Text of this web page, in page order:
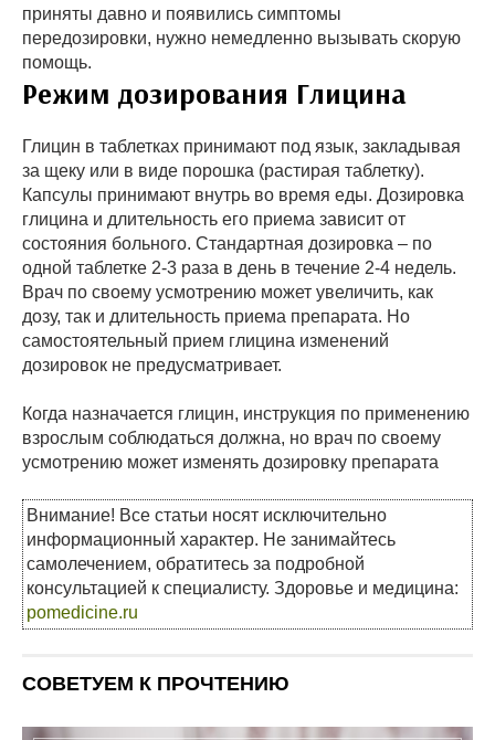
приняты давно и появились симптомы
передозировки, нужно немедленно вызывать скорую
помощь.
Режим дозирования Глицина
Глицин в таблетках принимают под язык, закладывая
за щеку или в виде порошка (растирая таблетку).
Капсулы принимают внутрь во время еды. Дозировка
глицина и длительность его приема зависит от
состояния больного. Стандартная дозировка – по
одной таблетке 2-3 раза в день в течение 2-4 недель.
Врач по своему усмотрению может увеличить, как
дозу, так и длительность приема препарата. Но
самостоятельный прием глицина изменений
дозировок не предусматривает.
Когда назначается глицин, инструкция по применению
взрослым соблюдаться должна, но врач по своему
усмотрению может изменять дозировку препарата
Внимание! Все статьи носят исключительно
информационный характер. Не занимайтесь
самолечением, обратитесь за подробной
консультацией к специалисту. Здоровье и медицина:
pomedicine.ru
СОВЕТУЕМ К ПРОЧТЕНИЮ